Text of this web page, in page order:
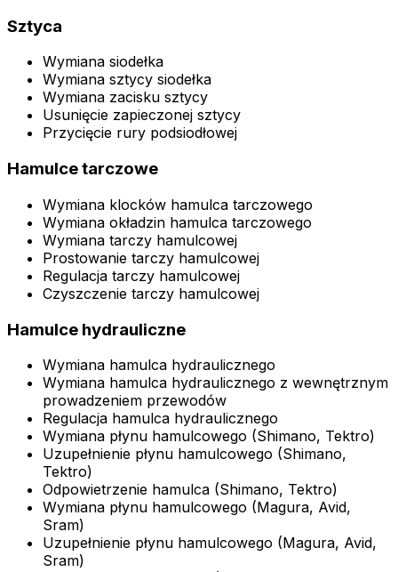
Sztyca
Wymiana siodełka
Wymiana sztycy siodełka
Wymiana zacisku sztycy
Usunięcie zapieczonej sztycy
Przycięcie rury podsiodłowej
Hamulce tarczowe
Wymiana klocków hamulca tarczowego
Wymiana okładzin hamulca tarczowego
Wymiana tarczy hamulcowej
Prostowanie tarczy hamulcowej
Regulacja tarczy hamulcowej
Czyszczenie tarczy hamulcowej
Hamulce hydrauliczne
Wymiana hamulca hydraulicznego
Wymiana hamulca hydraulicznego z wewnętrznym
prowadzeniem przewodów
Regulacja hamulca hydraulicznego
Wymiana płynu hamulcowego (Shimano, Tektro)
Uzupełnienie płynu hamulcowego (Shimano,
Tektro)
Odpowietrzenie hamulca (Shimano, Tektro)
Wymiana płynu hamulcowego (Magura, Avid,
Sram)
Uzupełnienie płynu hamulcowego (Magura, Avid,
Sram)